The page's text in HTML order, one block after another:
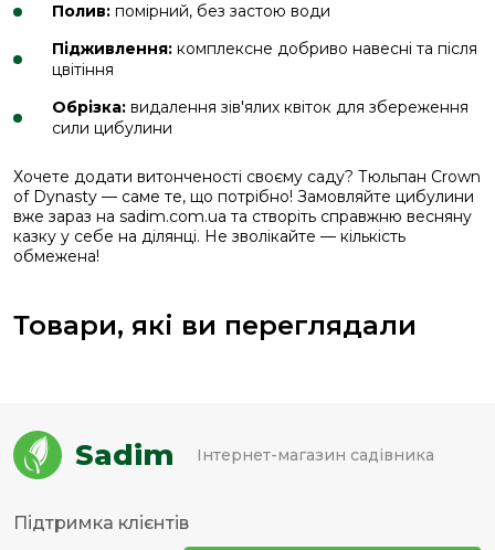
Полив: помірний, без застою води
Підживлення: комплексне добриво навесні та після
цвітіння
Обрізка: видалення зів'ялих квіток для збереження
сили цибулини
Хочете додати витонченості своєму саду? Тюльпан Crown
of Dynasty — саме те, що потрібно! Замовляйте цибулини
вже зараз на sadim.com.ua та створіть справжню весняну
казку у себе на ділянці. Не зволікайте — кількість
обмежена!
Товари, які ви переглядали
Sadim Інтернет-магазин садівника
Підтримка клієнтів